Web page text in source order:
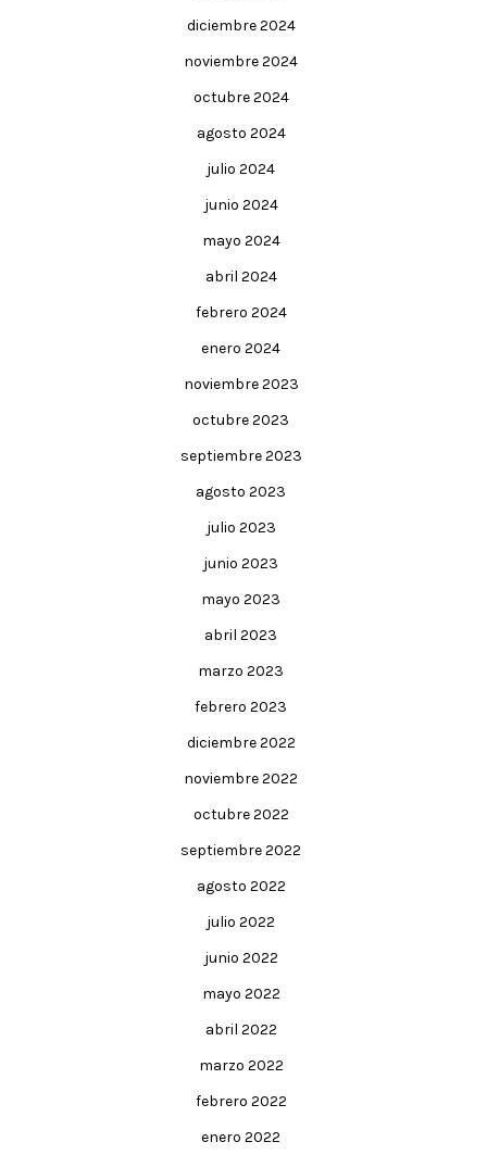
diciembre 2024
noviembre 2024
octubre 2024
agosto 2024
julio 2024
junio 2024
mayo 2024
abril 2024
febrero 2024
enero 2024
noviembre 2023
octubre 2023
septiembre 2023
agosto 2023
julio 2023
junio 2023
mayo 2023
abril 2023
marzo 2023
febrero 2023
diciembre 2022
noviembre 2022
octubre 2022
septiembre 2022
agosto 2022
julio 2022
junio 2022
mayo 2022
abril 2022
marzo 2022
febrero 2022
enero 2022